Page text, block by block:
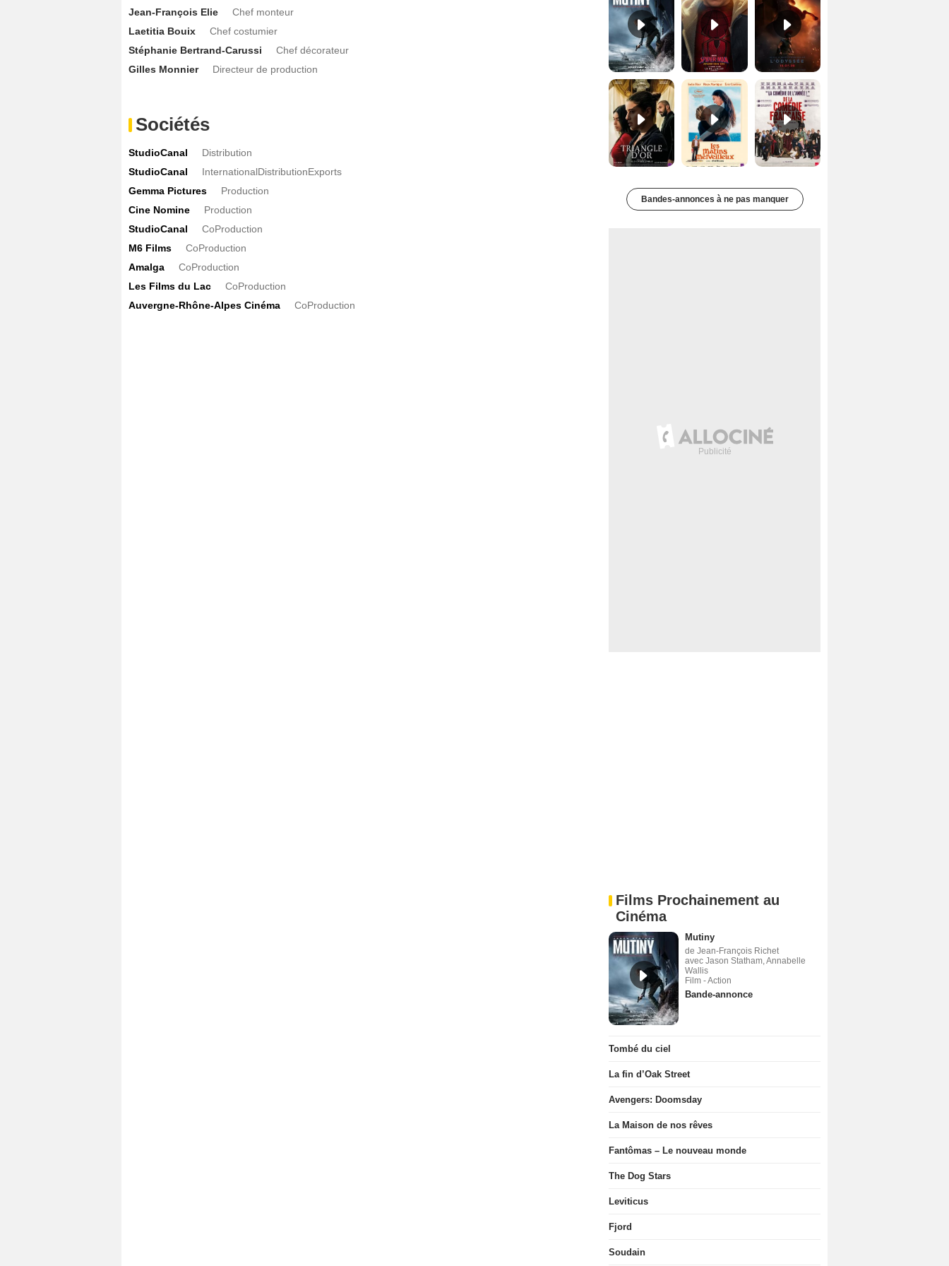
Jean-François Elie
Chef monteur
Laetitia Bouix
Chef costumier
Stéphanie Bertrand-Carussi
Chef décorateur
Gilles Monnier
Directeur de production
Sociétés
StudioCanal
Distribution
StudioCanal
InternationalDistributionExports
Gemma Pictures
Production
Cine Nomine
Production
StudioCanal
CoProduction
M6 Films
CoProduction
Amalga
CoProduction
Les Films du Lac
CoProduction
Auvergne-Rhône-Alpes Cinéma
CoProduction
Le Triangle d'or Bande-annonce VF De la Comédie-Française Teaser VF
Bandes-annonces à ne pas manquer
Films Prochainement au
Cinéma
Mutiny
de Jean-François Richet
avec Jason Statham, Annabelle
Wallis
Film - Action
Bande-annonce
Tombé du ciel
La fin d’Oak Street
Avengers: Doomsday
La Maison de nos rêves
Fantômas – Le nouveau monde
The Dog Stars
Leviticus
Fjord
Soudain